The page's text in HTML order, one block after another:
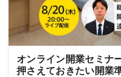
診療圏調査
受付時間 9:00 ～
オンライン開業セミナ
押さえておきたい開業